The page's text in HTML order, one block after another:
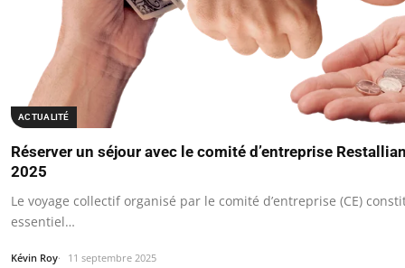
ACTUALITÉ
Réserver un séjour avec le comité d’entreprise
2025
Le voyage collectif organisé par le comité d’entreprise (CE)
essentiel…
Kévin Roy 11 septembre 2025